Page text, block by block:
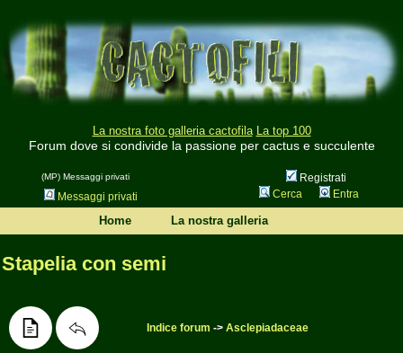
La nostra foto galleria cactofila La top 100
Forum dove si condivide la passione per cactus e succulente
(MP) Messaggi privati
Registrati
Messaggi privati
Cerca Entra
Home La nostra galleria
Stapelia con semi
Indice forum -> Asclepiadaceae